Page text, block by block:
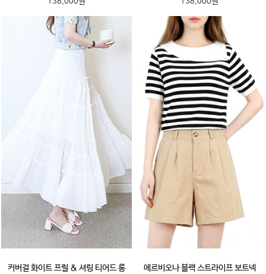
커버걸 화이트 프릴 & 셔링 티어드 롱
에르비오나 블랙 스트라이프 보트넥